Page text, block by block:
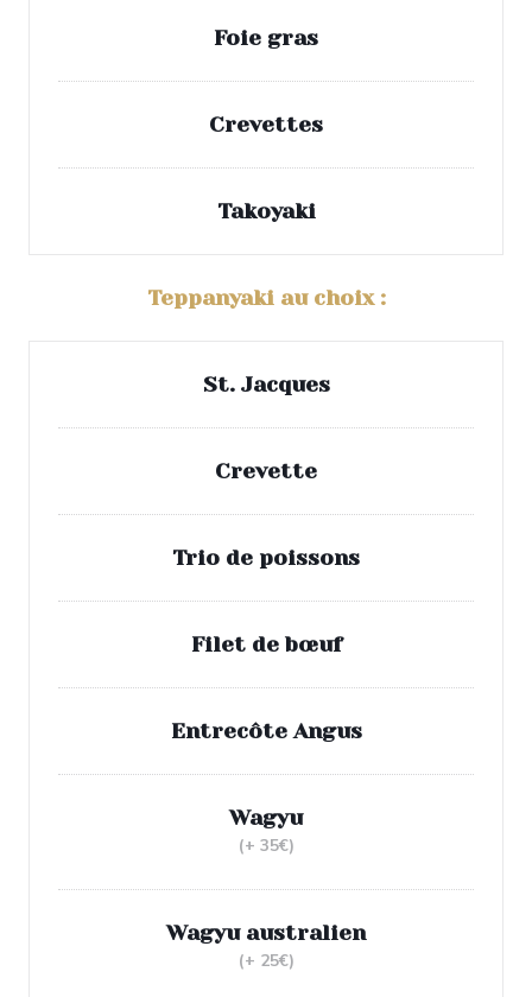
Foie gras
Crevettes
Takoyaki
Teppanyaki au choix :
St. Jacques
Crevette
Trio de poissons
Filet de bœuf
Entrecôte Angus
Wagyu
(+ 35€)
Wagyu australien
(+ 25€)